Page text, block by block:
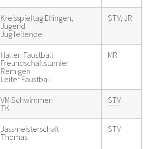
Kreisspieltag Effingen,
Jugend
Jugileitende
STV, JR
Hallen Faustball
Freundschaftsturnier
Remigen
Leiter Faustball
MR
VM Schwimmen
TK
STV
Jassmeisterschaft
Thomas
STV